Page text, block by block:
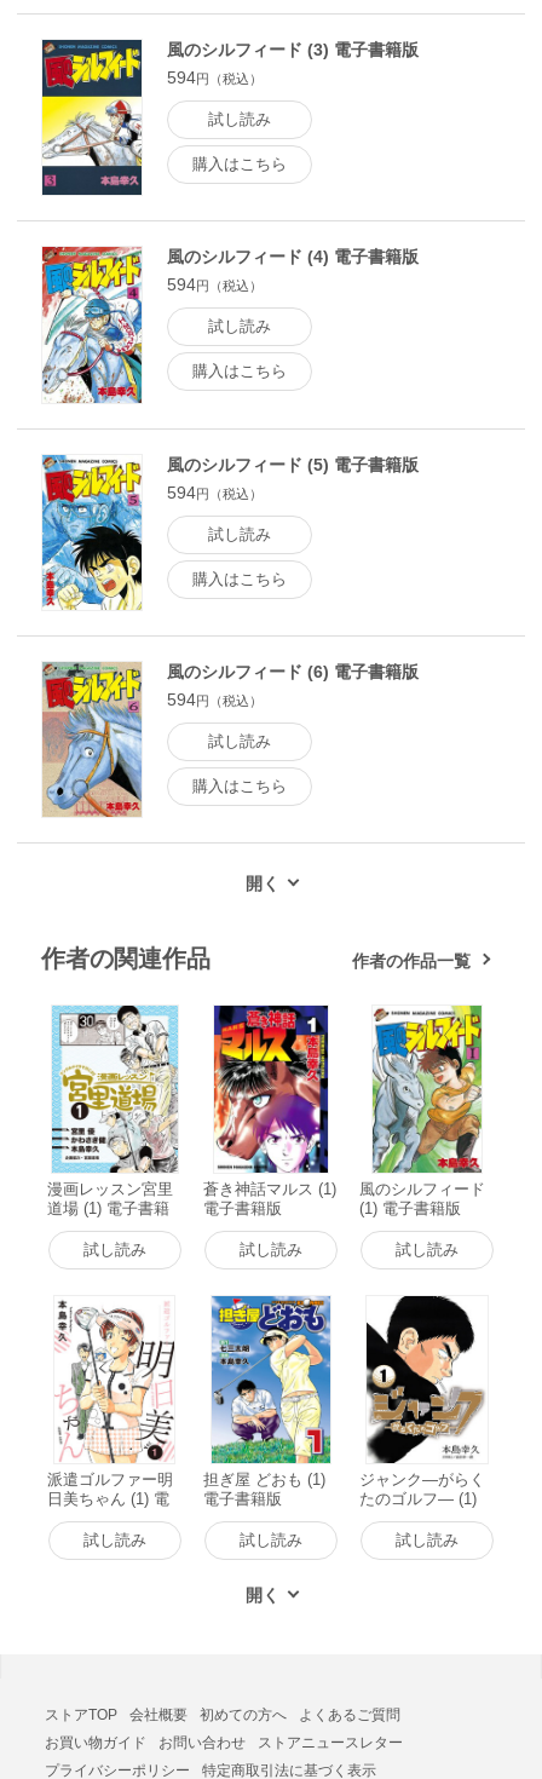
風のシルフィード (3) 電子書籍版
594円（税込）
試し読み
購入はこちら
風のシルフィード (4) 電子書籍版
594円（税込）
試し読み
購入はこちら
風のシルフィード (5) 電子書籍版
594円（税込）
試し読み
購入はこちら
風のシルフィード (6) 電子書籍版
594円（税込）
試し読み
購入はこちら
作者の関連作品 作者の作品一覧
漫画レッスン宮里
道場 (1) 電子書籍
試し読み
蒼き神話マルス (1)
電子書籍版
試し読み
風のシルフィード
(1) 電子書籍版
試し読み
派遣ゴルファー明
日美ちゃん (1) 電
子書籍版
試し読み
担ぎ屋 どおも (1)
電子書籍版
試し読み
ジャンク―がらく
たのゴルフ― (1)
電子書籍版
試し読み
ストアTOP 会社概要 初めての方へ
よくあるご質問
お買い物ガイド
お問い合わせ
ストアニュースレター
プライバシーポリシー
特定商取引法に基づく表示